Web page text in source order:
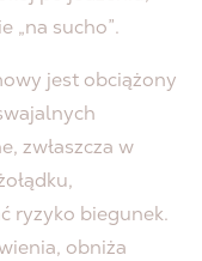
„na sucho”.
jest obciążony
zwłaszcza w
ryzyko biegunek.
obniża